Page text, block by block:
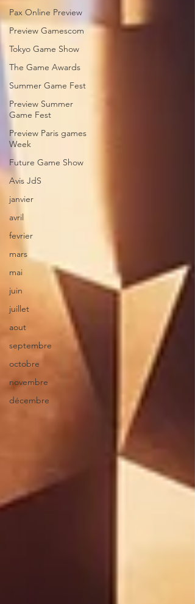
Pax Online Preview
Preview Gamescom
Tokyo Game Show
The Game Awards
Summer Game Fest
Preview Summer
Game Fest
Preview Paris games
Week
Future Game Show
Avis JdS
janvier
avril
fevrier
mars
mai
juin
juillet
aout
septembre
octobre
novembre
décembre